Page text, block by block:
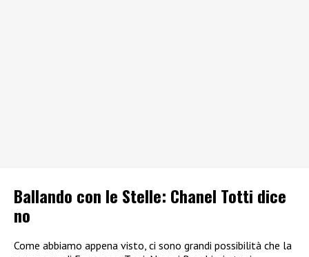
Ballando con le Stelle: Chanel Totti dice
no
Come abbiamo appena visto, ci sono grandi possibilità che la